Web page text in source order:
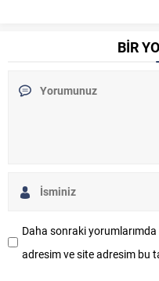
BİR
Daha sonraki yorumlarımda
adresim ve site adresim bu